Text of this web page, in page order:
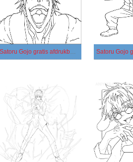
Satoru Gojo gratis afdrukbaar simpel